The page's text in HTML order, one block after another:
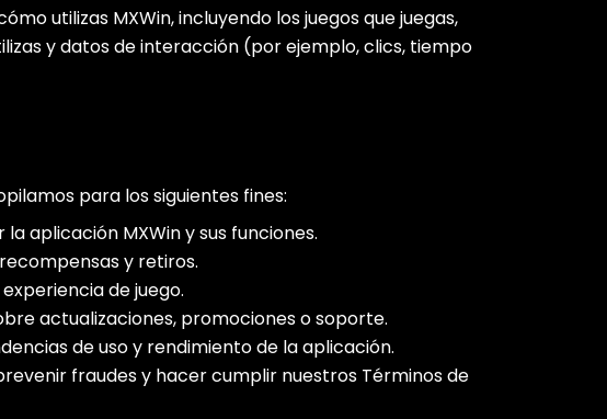
utilizas MXWin, incluyendo los juegos que juegas,
y datos de interacción (por ejemplo, clics, tiempo
para los siguientes fines:
aplicación MXWin y sus funciones.
y retiros.
de juego.
actualizaciones, promociones o soporte.
de uso y rendimiento de la aplicación.
fraudes y hacer cumplir nuestros Términos de